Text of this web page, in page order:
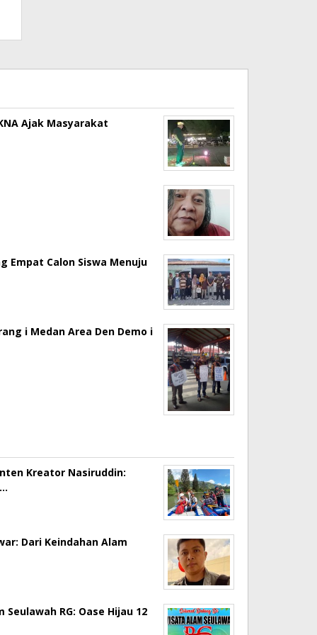
Ajak Masyarakat
Empat Calon Siswa Menuju
i Medan Area Den Demo i
Kreator Nasiruddin:
Dari Keindahan Alam
RG: Oase Hijau 12